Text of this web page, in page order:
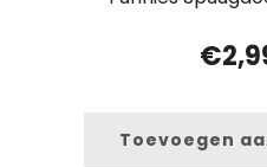
€
Toevoegen